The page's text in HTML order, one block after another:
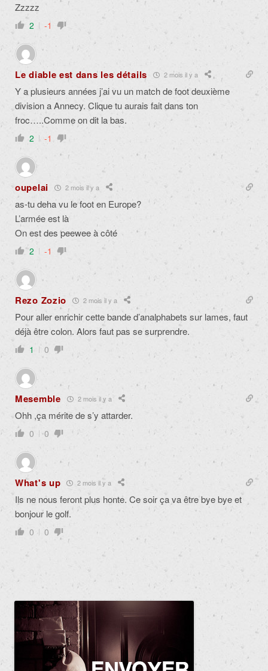
Zzzzz
2 -1
Le diable est dans les détails 2 mois il y a
Y a plusieurs années j’ai vu un match de foot deuxième
division a Annecy. Clique tu aurais fait dans ton
froc…..Comme on dit la bas.
2 -1
oupelai 2 mois il y a
as-tu deha vu le foot en Europe?
L’armée est là
On est des peewee à côté
2 -1
Rezo Zozio 2 mois il y a
Pour aller enrichir cette bande d’analphabets sur lames, faut
déjà être colon. Alors faut pas se surprendre.
1 0
Mesemble 2 mois il y a
Ohh ,ça mérite de s’y attarder.
0 0
What's up 2 mois il y a
Ils ne nous feront plus honte. Ce soir ça va être bye bye et
bonjour le golf.
0 0